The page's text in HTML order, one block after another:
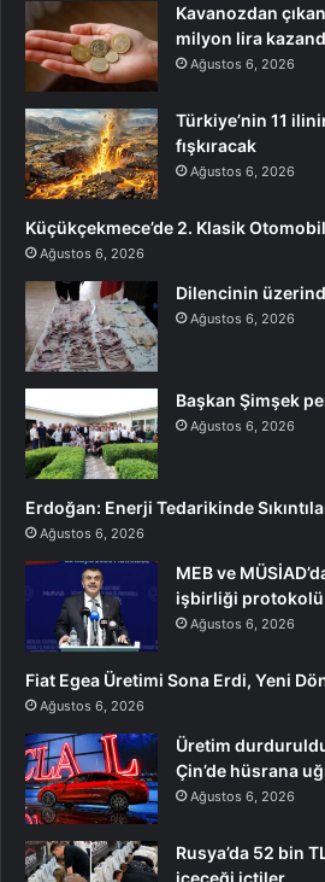
Kavanozdan
milyon lira
Ağustos 6, 2026
Türkiye’nin 11
fışkıracak
Ağustos 6, 2026
Küçükçekmece’de 2. Klasik
Ağustos 6, 2026
Dilencinin
Ağustos 6, 2026
Başkan Şimşek
Ağustos 6, 2026
Erdoğan: Enerji Tedarikinde
Ağustos 6, 2026
MEB ve
işbirliği protokolü
Ağustos 6, 2026
Fiat Egea Üretimi Sona Erdi, Yeni
Ağustos 6, 2026
Üretim
Çin’de hüsrana
Ağustos 6, 2026
Rusya’da 52 bin
içeceği içtiler